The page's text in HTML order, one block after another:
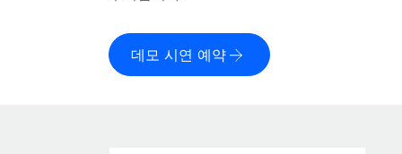
데모 시연 예약